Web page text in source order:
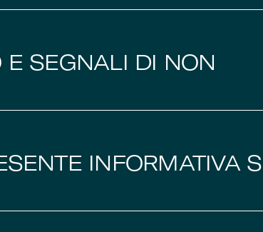
E SEGNALI DI NON
INFORMATIVA